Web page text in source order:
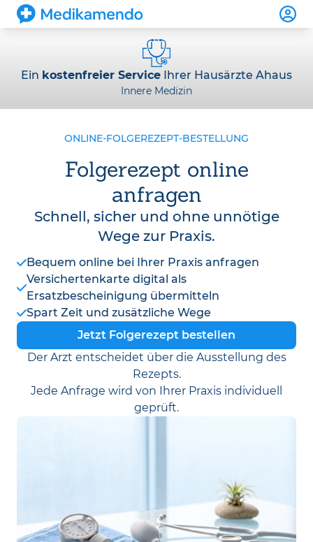
Ein kostenfreier Service Ihrer Hausärzte Ahaus
Innere Medizin
ONLINE-FOLGEREZEPT-BESTELLUNG
Folgerezept online
anfragen
Schnell, sicher und ohne unnötige
Wege zur Praxis.
Bequem online bei Ihrer Praxis anfragen
Versichertenkarte digital als
Ersatzbescheinigung übermitteln
Spart Zeit und zusätzliche Wege
Jetzt Folgerezept bestellen
Der Arzt entscheidet über die Ausstellung des
Rezepts.
Jede Anfrage wird von Ihrer Praxis individuell
geprüft.